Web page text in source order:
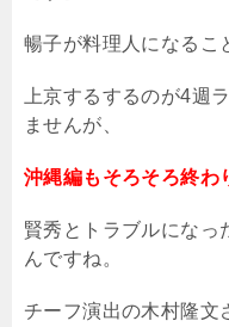
暢子が料理人になるこ
上京するするのが4週
ませんが、
沖縄編もそろそろ終わ
賢秀とトラブルになっ
んですね。
チーフ演出の木村隆文